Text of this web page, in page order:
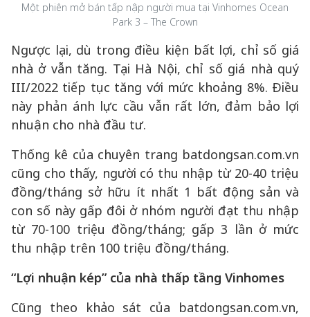
Một phiên mở bán tấp nập người mua tại Vinhomes Ocean
Park 3 – The Crown
Ngược lại, dù trong điều kiện bất lợi, chỉ số giá
nhà ở vẫn tăng. Tại Hà Nội, chỉ số giá nhà quý
III/2022 tiếp tục tăng với mức khoảng 8%. Điều
này phản ánh lực cầu vẫn rất lớn, đảm bảo lợi
nhuận cho nhà đầu tư.
Thống kê của chuyên trang batdongsan.com.vn
cũng cho thấy, người có thu nhập từ 20-40 triệu
đồng/tháng sở hữu ít nhất 1 bất động sản và
con số này gấp đôi ở nhóm người đạt thu nhập
từ 70-100 triệu đồng/tháng; gấp 3 lần ở mức
thu nhập trên 100 triệu đồng/tháng.
“Lợi nhuận kép” của nhà thấp tầng Vinhomes
Cũng theo khảo sát của batdongsan.com.vn,